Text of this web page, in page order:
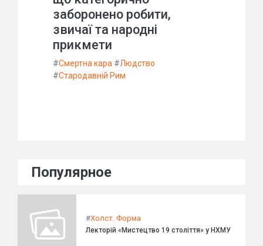
заборонено робити,
звичаї та народні
прикмети
#Смертна кара #Людство
#Стародавній Рим
Популярное
#Холст. Форма
Лекторій «Мистецтво 19 століття» у НХМУ